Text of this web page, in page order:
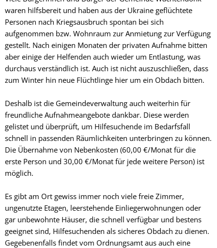
waren hilfsbereit und haben aus der Ukraine geflüchtete
Personen nach Kriegsausbruch spontan bei sich
aufgenommen bzw. Wohnraum zur Anmietung zur Verfügung
gestellt. Nach einigen Monaten der privaten Aufnahme bitten
aber einige der Helfenden auch wieder um Entlastung, was
durchaus verständlich ist. Auch ist nicht auszuschließen, dass
zum Winter hin neue Flüchtlinge hier um ein Obdach bitten.
Deshalb ist die Gemeindeverwaltung auch weiterhin für
freundliche Aufnahmeangebote dankbar. Diese werden
gelistet und überprüft, um Hilfesuchende im Bedarfsfall
schnell in passenden Räumlichkeiten unterbringen zu können.
Die Übernahme von Nebenkosten (60,00 €/Monat für die
erste Person und 30,00 €/Monat für jede weitere Person) ist
möglich.
Es gibt am Ort gewiss immer noch viele freie Zimmer,
ungenutzte Etagen, leerstehende Einliegerwohnungen oder
gar unbewohnte Häuser, die schnell verfügbar und bestens
geeignet sind, Hilfesuchenden als sicheres Obdach zu dienen.
Gegebenenfalls findet vom Ordnungsamt aus auch eine